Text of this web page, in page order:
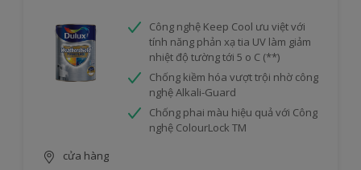
Công nghệ Keep Cool ưu việt với
tính năng phản xạ tia UV làm giảm
nhiệt độ tường tới 5 o C (**)
Chống kiềm hóa vượt trội nhờ công
nghệ Alkali-Guard
Chống phai màu hiệu quả với Công
nghệ ColourLock TM
cửa hàng